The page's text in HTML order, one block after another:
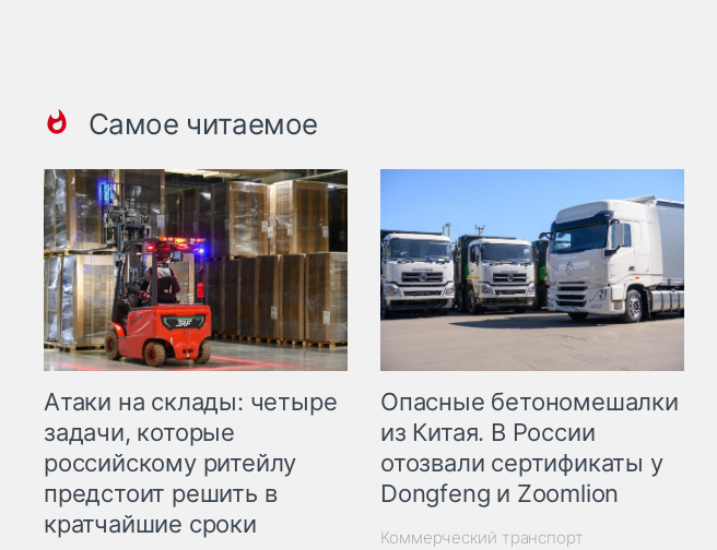
Самое читаемое
Атаки на склады: четыре
задачи, которые
российскому ритейлу
предстоит решить в
кратчайшие сроки
Опасные бетономешалки
из Китая. В России
отозвали сертификаты у
Dongfeng и Zoomlion
Коммерческий транспорт